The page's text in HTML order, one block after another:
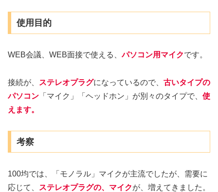
使用目的
WEB会議、WEB面接で使える、パソコン用マイクです。
接続が、 ステレオプラグになっているので、 古いタイプの
パソコン 「マイク」「ヘッドホン」が別々のタイプで、 使
えます。
考察
100均では、「モノラル」マイクが主流でしたが、需要に
応じて、
ステレオプラグの、マイクが、増えてきました。